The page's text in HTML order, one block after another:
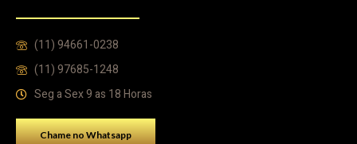
(11) 94661-0238
(11) 97685-1248
Seg a Sex 9 as 18 Horas
Chame no Whatsapp